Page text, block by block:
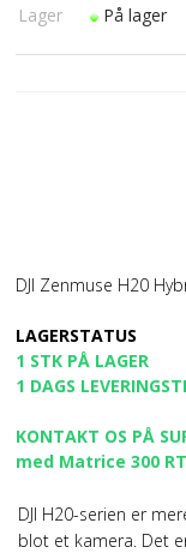
Lager På lager
DJI Zenmuse H20
LAGERSTATUS
1 STK PÅ LAGER
1 DAGS
KONTAKT OS PÅ
med Matrice 300
DJI H20-serien er
blot et kamera. Det